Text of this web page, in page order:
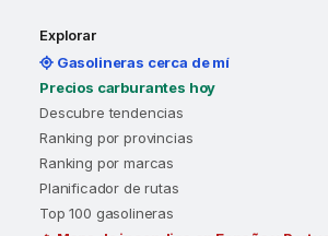
Explorar
Gasolineras cerca de mí
Precios carburantes hoy
Descubre tendencias
Ranking por provincias
Ranking por marcas
Planificador de rutas
Top 100 gasolineras